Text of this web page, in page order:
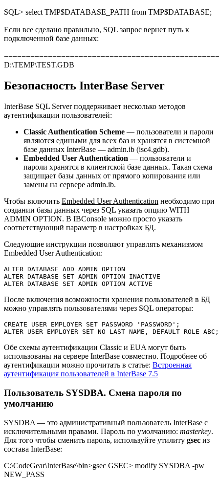
SQL> select TMP$DATABASE_PATH from TMP$DATABASE;
Если все сделано правильно, SQL запрос вернет путь к
подключенной базе данных:
D:\TEMP\TEST.GDB
Безопасность InterBase Server
InterBase SQL Server поддерживает несколько методов
аутентификации пользователей:
Classic Authentication Scheme — пользователи и пароли
являются едиными для всех баз и хранятся в системной
базе данных InterBase — admin.ib (isc4.gdb).
Embedded User Authentication — пользователи и
пароли хранятся в клиентской базе данных. Такая схема
защищает базы данных от прямого копирования или
замены на сервере admin.ib.
Чтобы включить Embedded User Authentication необходимо при
создании базы данных через SQL указать опцию WITH
ADMIN OPTION. В IBConsole можно просто указать
соответствующий параметр в настройках БД.
Следующие инструкции позволяют управлять механизмом
Embedded User Authentication:
ALTER DATABASE ADD ADMIN OPTION
ALTER DATABASE SET ADMIN OPTION INACTIVE
ALTER DATABASE SET ADMIN OPTION ACTIVE
После включения возможности хранения пользователей в БД
можно управлять пользователями через SQL операторы:
CREATE USER EMPLOYER SET PASSWORD 'PASSWORD';
ALTER USER EMPLOYER SET NO LAST NAME, DEFAULT ROLE ABC;
Обе схемы аутентификации Classic и EUA могут быть
использованы на сервере InterBase совместно. Подробнее об
аутентификации можно прочитать в статье: Встроенная
аутентификация пользователей в InterBase 7.5
Пользователь SYSDBA. Смена пароля по
умолчанию
SYSDBA — это административный пользователь InterBase с
исключительными правами. Пароль по умолчанию: masterkey.
Для того чтобы сменить пароль, используйте утилиту gsec из
состава InterBase:
C:\CodeGear\InterBase\bin>gsec GSEC> modify SYSDBA -pw
NEW_PASS